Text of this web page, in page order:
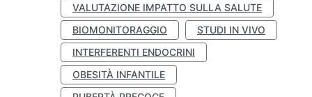
VALUTAZIONE IMPATTO SULLA SALUTE
BIOMONITORAGGIO
STUDI IN VIVO
INTERFERENTI ENDOCRINI
OBESITÀ INFANTILE